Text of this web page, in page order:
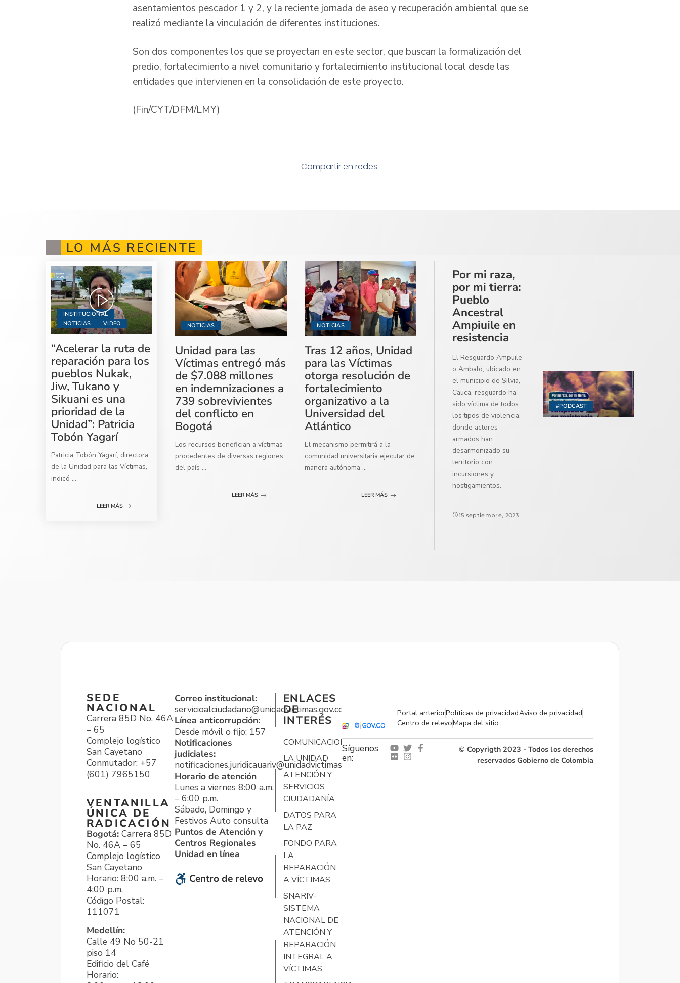
asentamientos pescador 1 y 2, y la reciente jornada de aseo y recuperación ambiental que se
realizó mediante la vinculación de diferentes instituciones.
Son dos componentes los que se proyectan en este sector, que buscan la formalización del
predio, fortalecimiento a nivel comunitario y fortalecimiento institucional local desde las
entidades que intervienen en la consolidación de este proyecto.
(Fin/CYT/DFM/LMY)
Compartir en redes:
LO MÁS RECIENTE
INSTITUCIONAL
NOTICIAS
VIDEO
“Acelerar la ruta de
reparación para los
pueblos Nukak,
Jiw, Tukano y
Sikuani es una
prioridad de la
Unidad”: Patricia
Tobón Yagarí
Patricia Tobón Yagarí, directora
de la Unidad para las Víctimas,
indicó ...
LEER MÁS
NOTICIAS
Unidad para las
Víctimas entregó más
de $7.088 millones
en indemnizaciones a
739 sobrevivientes
del conflicto en
Bogotá
Los recursos benefician a víctimas
procedentes de diversas regiones
del país ...
LEER MÁS
NOTICIAS
Tras 12 años, Unidad
para las Víctimas
otorga resolución de
fortalecimiento
organizativo a la
Universidad del
Atlántico
El mecanismo permitirá a la
comunidad universitaria ejecutar de
manera autónoma ...
LEER MÁS
#PODCAST
Por mi raza,
por mi tierra:
Pueblo
Ancestral
Ampiuile en
resistencia
El Resguardo Ampuile
o Ambaló, ubicado en
el municipio de Silvia,
Cauca, resguardo ha
sido víctima de todos
los tipos de violencia,
donde actores
armados han
desarmonizado su
territorio con
incursiones y
hostigamientos.
15 septiembre, 2023
SEDE
NACIONAL
Carrera 85D No. 46A
– 65
Complejo logístico
San Cayetano
Conmutador: +57
(601) 7965150
VENTANILLA
ÚNICA DE
RADICACIÓN
Bogotá: Carrera 85D
No. 46A – 65
Complejo logístico
San Cayetano
Horario: 8:00 a.m. –
4:00 p.m.
Código Postal:
111071
Medellín:
Calle 49 No 50-21
piso 14
Edificio del Café
Horario:
Correo institucional:
servicioalciudadano@unidadvictimas.gov.co
Línea anticorrupción:
Desde móvil o fijo: 157
Notificaciones
judiciales:
notificaciones.juridicauariv@unidadvictimas.gov.co
Horario de atención
Lunes a viernes 8:00 a.m.
– 6:00 p.m.
Sábado, Domingo y
Festivos Auto consulta
Puntos de Atención y
Centros Regionales
Unidad en línea
Centro de relevo
ENLACES
DE
INTERÉS
COMUNICACIONES
LA UNIDAD
ATENCIÓN Y
SERVICIOS
CIUDADANÍA
DATOS PARA
LA PAZ
FONDO PARA
LA
REPARACIÓN
A VÍCTIMAS
SNARIV-
SISTEMA
NACIONAL DE
ATENCIÓN Y
REPARACIÓN
INTEGRAL A
VÍCTIMAS
Portal anteriorPolíticas de privacidadAviso de privacidad
Centro de relevoMapa del sitio
Síguenos
en:
© Copyrigth 2023 - Todos los derechos
reservados Gobierno de Colombia